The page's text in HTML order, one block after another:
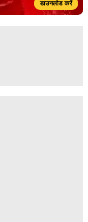
डाउनलोड करें